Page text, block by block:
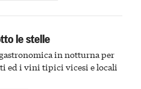
le stelle
in notturna per
ed i vini tipici vicesi e locali